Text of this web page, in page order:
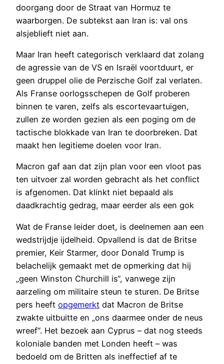
doorgang door de Straat van Hormuz te
waarborgen. De subtekst aan Iran is: val ons
alsjeblieft niet aan.
Maar Iran heeft categorisch verklaard dat zolang
de agressie van de VS en Israël voortduurt, er
geen druppel olie de Perzische Golf zal verlaten.
Als Franse oorlogsschepen de Golf proberen
binnen te varen, zelfs als escortevaartuigen,
zullen ze worden gezien als een poging om de
tactische blokkade van Iran te doorbreken. Dat
maakt hen legitieme doelen voor Iran.
Macron gaf aan dat zijn plan voor een vloot pas
ten uitvoer zal worden gebracht als het conflict
is afgenomen. Dat klinkt niet bepaald als
daadkrachtig gedrag, maar eerder als een gok
Wat de Franse leider doet, is deelnemen aan een
wedstrijdje ijdelheid. Opvallend is dat de Britse
premier, Keir Starmer, door Donald Trump is
belachelijk gemaakt met de opmerking dat hij
„geen Winston Churchill is“, vanwege zijn
aarzeling om militaire steun te sturen. De Britse
pers heeft opgemerkt dat Macron de Britse
zwakte uitbuitte en „ons daarmee onder de neus
wreef“. Het bezoek aan Cyprus – dat nog steeds
koloniale banden met Londen heeft – was
bedoeld om de Britten als ineffectief af te